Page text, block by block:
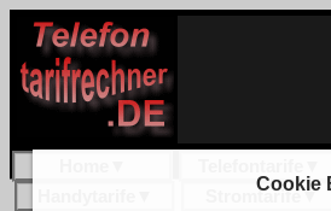
Stromtarife▼
Cookie